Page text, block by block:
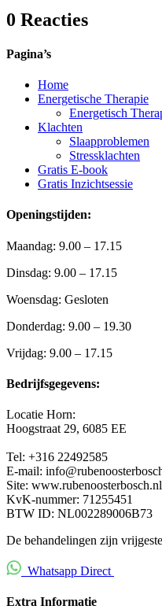
0 Reacties
Pagina’s
Home
Energetische Therapie
Energetisch
Klachten
Slaapproblemen
Stressklachten
Gratis E-book
Gratis Inzichtsessie
Openingstijden:
Maandag: 9.00 – 17.15
Dinsdag: 9.00 – 17.15
Woensdag: Gesloten
Donderdag: 9.00 – 19.30
Vrijdag: 9.00 – 17.15
Bedrijfsgegevens:
Locatie Horn:
Hoogstraat 29, 6085 EE
Tel: +316 22492585
E-mail:
Site: www.rubenoosterbosch.nl
KvK-nummer: 71255451
BTW ID: NL002289006B73
De behandelingen zijn
Whatsapp Direct
Extra Informatie